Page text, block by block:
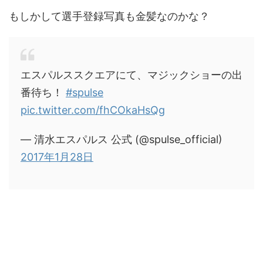
もしかして選手登録写真も金髪なのかな？
エスパルススクエアにて、マジックショーの出
番待ち！ #spulse
pic.twitter.com/fhCOkaHsQg
— 清水エスパルス 公式 (@spulse_official)
2017年1月28日